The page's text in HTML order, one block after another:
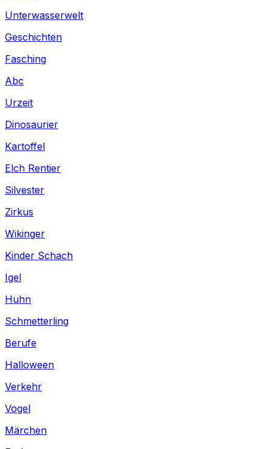
Unterwasserwelt
Geschichten
Fasching
Abc
Urzeit
Dinosaurier
Kartoffel
Elch Rentier
Silvester
Zirkus
Wikinger
Kinder Schach
Igel
Huhn
Schmetterling
Berufe
Halloween
Verkehr
Vogel
Märchen